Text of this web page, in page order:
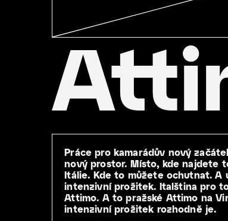
Práce pro kamarádův nový
nový prostor. Místo, kde najdete
Itálie. Kde to můžete ochutnat. A
intenzivní prožitek. Italština pro
Attimo. A to pražské Attimo na
intenzivní prožitek rozhodně je.